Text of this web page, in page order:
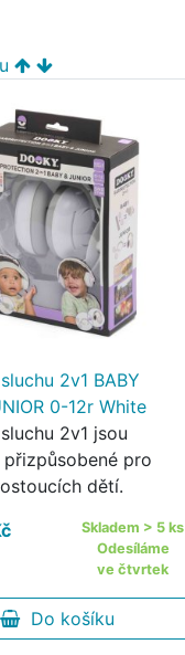
2v1 BABY
0-12r White
2v1 jsou
pro
dětí.
Skladem > 5 ks
Odesíláme
ve čtvrtek
Do košíku